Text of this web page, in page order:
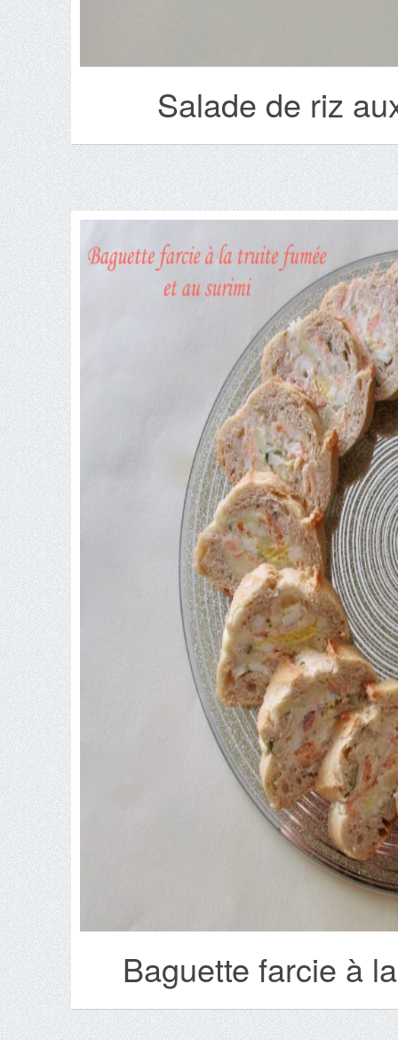
Salade de riz
Baguette farcie à